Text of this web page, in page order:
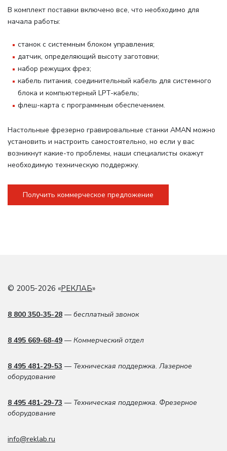
В комплект поставки включено все, что необходимо для
начала работы:
станок с системным блоком управления;
датчик, определяющий высоту заготовки;
набор режущих фрез;
кабель питания, соединительный кабель для системного
блока и компьютерный LPT-кабель;
флеш-карта с программным обеспечением.
Настольные фрезерно гравировальные станки AMAN можно
установить и настроить самостоятельно, но если у вас
возникнут какие-то проблемы, наши специалисты окажут
необходимую техническую поддержку.
Получить коммерческое предложение
© 2005-2026 «РЕКЛАБ»
8 800 350-35-28 — бесплатный звонок
8 495 669-68-49 — Коммерческий отдел
8 495 481-29-53 — Техническая поддержка. Лазерное
оборудование
8 495 481-29-73 — Техническая поддержка. Фрезерное
оборудование
info@reklab.ru